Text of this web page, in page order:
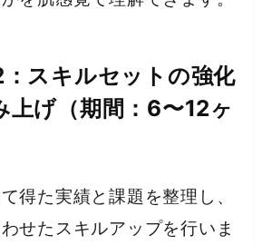
スキルセットの強化
上げ（期間：6〜12ヶ
得た実績と課題を整理し、
せたスキルアップを行いま